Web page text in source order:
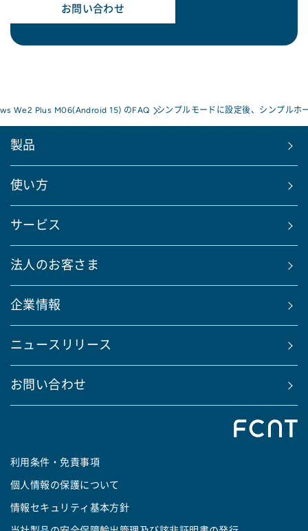
お問い合わせ
We2 Plus M06(Android 15) のFAQ シンプルモードに設定後、シンプルホ
製品
使い方
サービス
法人のお客さま
企業情報
ニュースリリース
お問い合わせ
利用条件・免責事項
個人情報の保護について
情報セキュリティ基本方針